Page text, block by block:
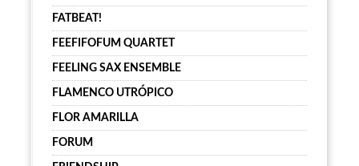
FATBEAT!
FEEFIFOFUM QUARTET
FEELING SAX ENSEMBLE
FLAMENCO UTRÓPICO
FLOR AMARILLA
FORUM